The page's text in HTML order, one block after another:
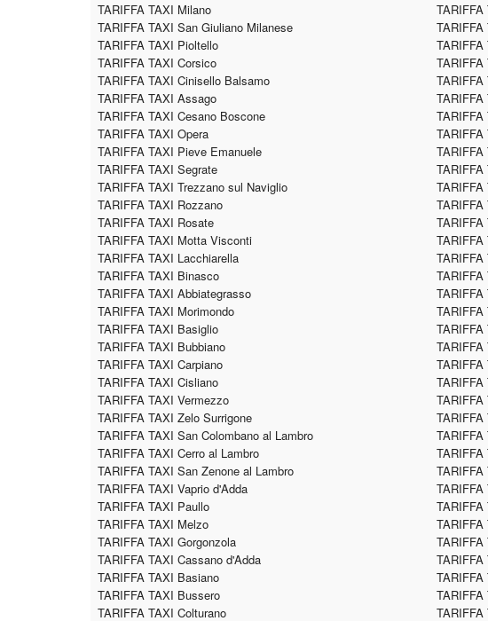
TARIFFA TAXI Milano
TARIFFA TAXI San Giuliano Milanese
TARIFFA TAXI Pioltello
TARIFFA
TARIFFA TAXI Corsico
TARIFFA TAXI Cinisello Balsamo
TARIFFA TAXI Assago
TARIFFA TAXI Cesano Boscone
TARIFFA
TARIFFA TAXI Opera
TARIFFA TAXI Pieve Emanuele
TARIFFA
TARIFFA TAXI Segrate
TARIFFA TAXI Trezzano sul Naviglio
TARIFFA
TARIFFA TAXI Rozzano
TARIFFA TAXI Rosate
TARIFFA TAXI Motta Visconti
TARIFFA TAXI Lacchiarella
TARIFFA
TARIFFA TAXI Binasco
TARIFFA TAXI Abbiategrasso
TARIFFA TAXI Morimondo
TARIFFA TAXI Basiglio
TARIFFA TAXI Bubbiano
TARIFFA TAXI Carpiano
TARIFFA
TARIFFA TAXI Cisliano
TARIFFA TAXI Vermezzo
TARIFFA
TARIFFA TAXI Zelo Surrigone
TARIFFA TAXI San Colombano al Lambro
TARIFFA
TARIFFA TAXI Cerro al Lambro
TARIFFA
TARIFFA TAXI San Zenone al Lambro
TARIFFA TAXI Vaprio d'Adda
TARIFFA TAXI Paullo
TARIFFA
TARIFFA TAXI Melzo
TARIFFA TAXI Gorgonzola
TARIFFA TAXI Cassano d'Adda
TARIFFA
TARIFFA TAXI Basiano
TARIFFA
TARIFFA TAXI Bussero
TARIFFA TAXI Colturano